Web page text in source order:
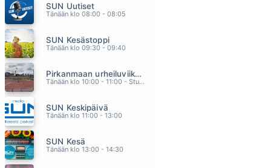
FAIRYTALE
SUN Uutiset
Tänään klo 08:00 - 08:05
SUN Kesästoppi
Tänään klo 09:30 - 09:40
Pirkanmaan urheiluviikonloppu
Tänään klo 10:00 - 11:00 - Studiossa: Oiva Paakkari
SUN Keskipäivä
Tänään klo 11:00 - 13:00
SUN Kesä
Tänään klo 13:00 - 14:30